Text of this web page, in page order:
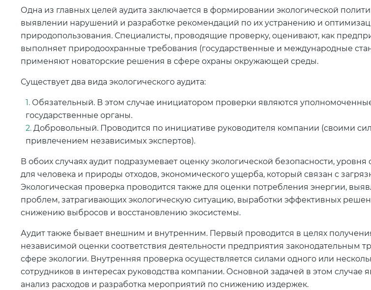
Одна из главных целей аудита заключается в формировании экологической
выявлении нарушений и разработке рекомендаций по их устранению и
природопользования. Специалисты, проводящие проверку, оценивают, как
выполняет природоохранные требования (государственные и международные
применяют новаторские решения в сфере охраны окружающей среды.
Существует два вида экологического аудита:
Обязательный. В этом случае инициатором проверки являются
государственные органы.
Добровольный. Проводится по инициативе руководителя компании (своими
привлечением независимых экспертов).
В обоих случаях аудит подразумевает оценку экологической безопасности, уровня
для человека и природы отходов, экономического ущерба, который связан с
Экологическая проверка проводится также для оценки потребления энергии,
проблем, затрагивающих экологическую ситуацию, выработки эффективных
снижению выбросов и восстановлению экосистемы.
Аудит также бывает внешним и внутренним. Первый проводится в целях
независимой оценки соответствия деятельности предприятия законодательным
сфере экологии. Внутренняя проверка осуществляется силами одного или
сотрудников в интересах руководства компании. Основной задачей в этом случае
анализ расходов и разработка мероприятий по снижению издержек.